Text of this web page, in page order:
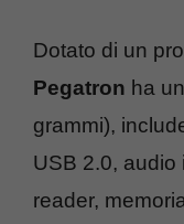
Dotato di un
Pegatron ha
grammi),
USB 2.0, audio
reader,